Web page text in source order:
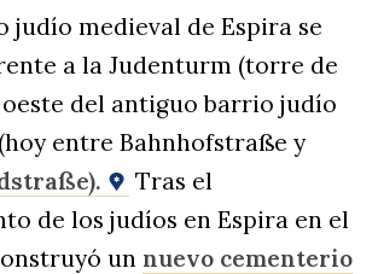
judío medieval de Espira se
a la Judenturm (torre de
del antiguo barrio judío
entre Bahnhofstraße y
Tras el
de los judíos en Espira en el
un nuevo cementerio